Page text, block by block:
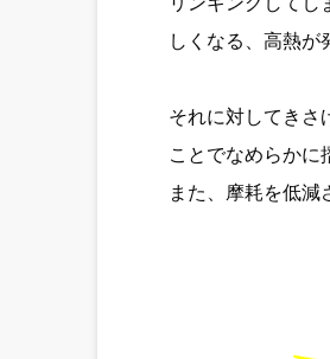
しくなる、高熱が
それに対してきさ
ことでなめらかに
また、摩耗を低減